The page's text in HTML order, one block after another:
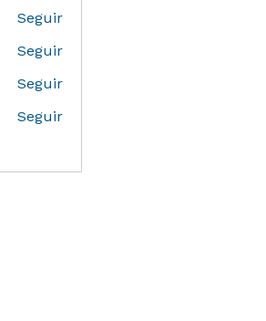
Seguir
Seguir
Seguir
Seguir